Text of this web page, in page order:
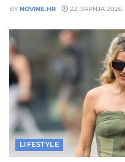
BY NOVINE.HR 22. SRPNJA 2026.
LIFESTYLE